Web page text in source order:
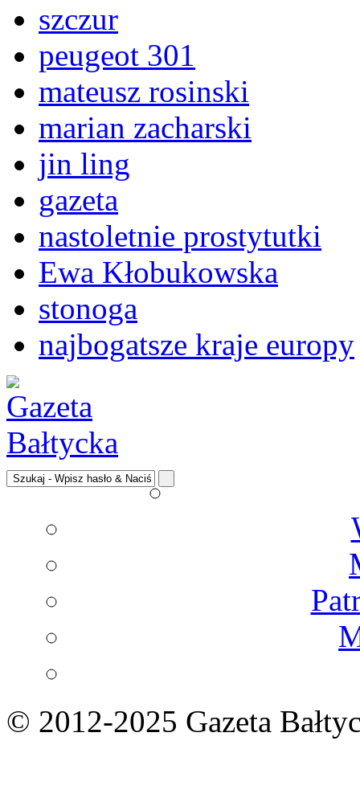
szczur
peugeot 301
mateusz rosinski
marian zacharski
jin ling
gazeta
nastoletnie prostytutki
Ewa Kłobukowska
stonoga
najbogatsze kraje europy
© 2012-2025 Gazeta